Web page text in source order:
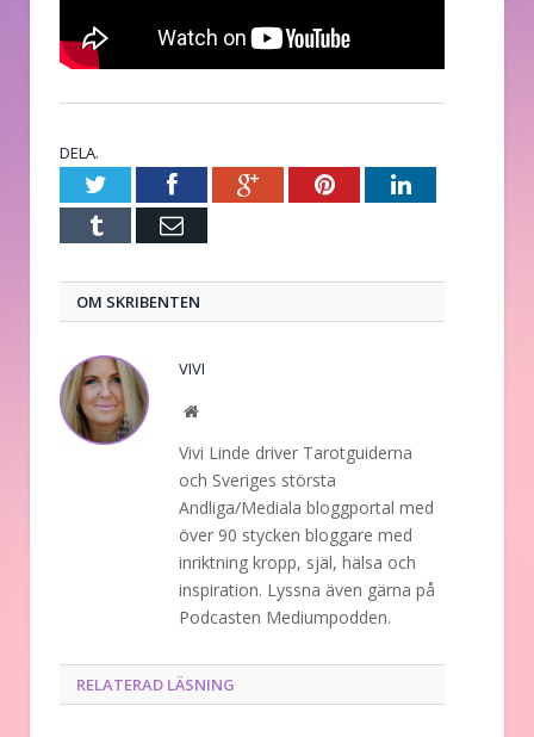
DELA.
TwitterFacebookGoogle+PinterestLinkedIn
Tumblr E-
OM SKRIBENTEN
VIVI
Website
Vivi Linde driver Tarotguiderna
och Sveriges största
Andliga/Mediala bloggportal med
över 90 stycken bloggare med
inriktning kropp, själ, hälsa och
inspiration. Lyssna även gärna på
Podcasten Mediumpodden.
RELATERAD LÄSNING